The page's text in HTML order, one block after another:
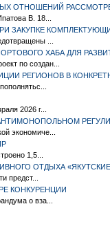
ОТНОШЕНИЙ
В. 18...
ЗАКУПКЕ
...
ХАБА ДЛЯ
по создан...
РЕГИОНОВ В
2026 г...
экономиче...
1,5...
ОТДЫХА
предст...
КОНКУРЕНЦИИ
о вза...